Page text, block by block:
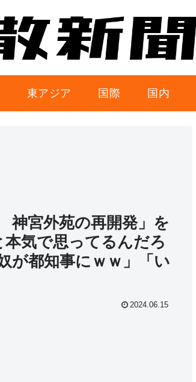
東アジア 国際 国内
神宮外苑の再開発」を
気で思ってるんだろ
が都知事にｗｗ」「い
2024.06.15